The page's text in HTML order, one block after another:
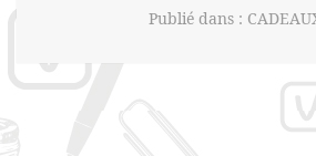
Publié dans :